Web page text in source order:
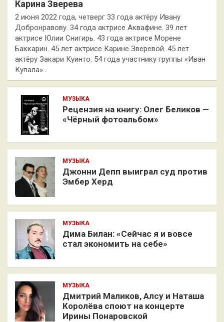
Карина Зверева
2 июня 2022 года, четверг 33 года актёру Ивану
Добронравову. 34 года актрисе Аквафине. 39 лет
актрисе Юлии Снигирь. 43 года актрисе Морене
Баккарин. 45 лет актрисе Карине Зверевой. 45 лет
актёру Закари Куинто. 54 года участнику группы «Иван
Купала»…
МУЗЫКА
Рецензия на книгу: Олег Беликов —
«Чёрный фотоальбом»
МУЗЫКА
Джонни Депп выиграл суд против
Эмбер Херд
МУЗЫКА
Дима Билан: «Сейчас я и вовсе
стал экономить на себе»
МУЗЫКА
Дмитрий Маликов, Алсу и Наташа
Королёва споют на концерте
Ирины Понаровской